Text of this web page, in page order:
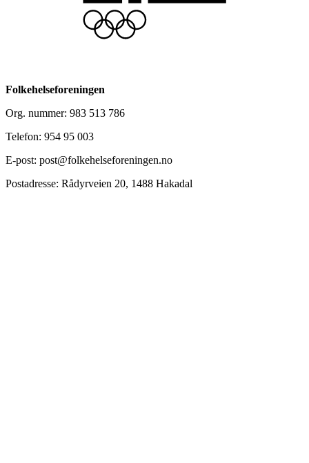
Folkehelseforeningen
Org. nummer: 983 513 786
Telefon: 954 95 003
E-post: post@folkehelseforeningen.no
Postadresse: Rådyrveien 20, 1488 Hakadal